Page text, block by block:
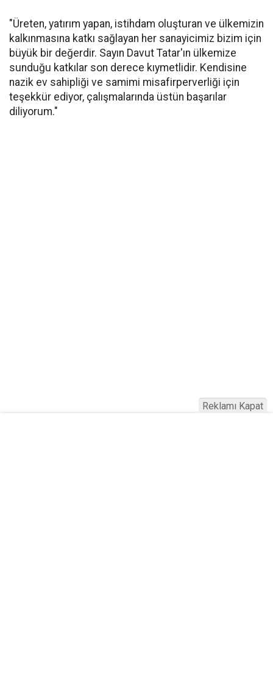
"Üreten, yatırım yapan, istihdam oluşturan ve ülkemizin
kalkınmasına katkı sağlayan her sanayicimiz bizim için
büyük bir değerdir. Sayın Davut Tatar'ın ülkemize
sunduğu katkılar son derece kıymetlidir. Kendisine
nazik ev sahipliği ve samimi misafirperverliği için
teşekkür ediyor, çalışmalarında üstün başarılar
diliyorum."
Reklamı Kapat